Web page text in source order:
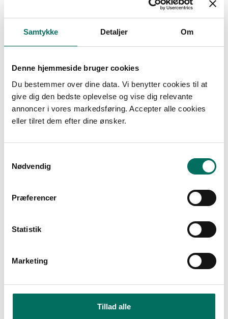
Samtykke Detaljer Om
Denne hjemmeside bruger cookies
Du bestemmer over dine data. Vi benytter cookies til at
give dig den bedste oplevelse og vise dig relevante
annoncer i vores markedsføring. Accepter alle cookies
eller tilret dem efter dine ønsker.
Nødvendig
Præferencer
Statistik
Marketing
Tillad alle
Rustfri ståltip til SX BaitGun Doseringspistol
Fra20,00 DKK